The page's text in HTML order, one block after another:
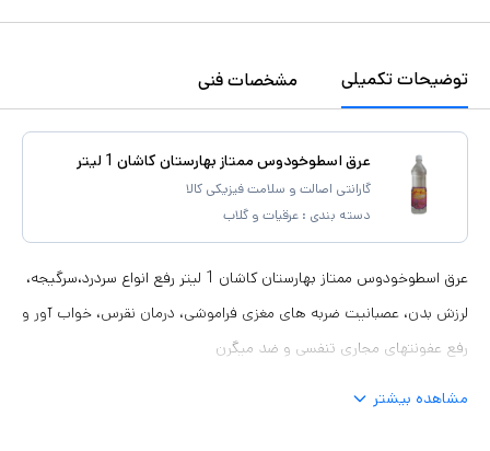
توضیحات تکمیلی مشخصات فنی
عرق اسطوخودوس ممتاز بهارستان کاشان 1 لیتر
گارانتی اصالت و سلامت فیزیکی کالا
دسته بندی : عرقیات و گلاب
عرق اسطوخودوس ممتاز بهارستان کاشان 1 لیتر رفع انواع سردرد،سرگیجه،
لرزش بدن، عصبانیت ضربه های مغزی فراموشی، درمان نقرس، خواب آور و
رفع عفونتهای مجاری تنفسی و ضد میگرن
مشاهده بیشتر